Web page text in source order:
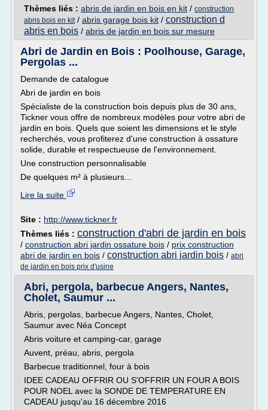
Thèmes liés : abris de jardin en bois en kit / construction
abris bois en kit/ abris garage bois kit / construction d
abris en bois / abris de jardin en bois sur mesure
Abri de Jardin en Bois : Poolhouse, Garage,
Pergolas ...
Demande de catalogue
Abri de jardin en bois
Spécialiste de la construction bois depuis plus de 30 ans,
Tickner vous offre de nombreux modèles pour votre abri de
jardin en bois. Quels que soient les dimensions et le style
recherchés, vous profiterez d'une construction à ossature
solide, durable et respectueuse de l'environnement.
Une construction personnalisable
De quelques m² à plusieurs...
Lire la suite
Site : http://www.tickner.fr
Thèmes liés : construction d'abri de jardin en bois
/ construction abri jardin ossature bois / prix construction
abri de jardin en bois / construction abri jardin bois / abri
de jardin en bois prix d'usine
Abri, pergola, barbecue Angers, Nantes,
Cholet, Saumur ...
Abris, pergolas, barbecue Angers, Nantes, Cholet,
Saumur avec Néa Concept
Abris voiture et camping-car, garage
Auvent, préau, abris, pergola
Barbecue traditionnel, four à bois
IDEE CADEAU OFFRIR OU S'OFFRIR UN FOUR A BOIS
POUR NOEL avec la SONDE DE TEMPERATURE EN
CADEAU jusqu'au 16 décembre 2016